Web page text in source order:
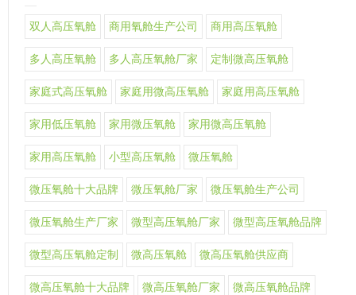
双人高压氧舱 商用氧舱生产公司 商用高压氧舱
多人高压氧舱 多人高压氧舱厂家 定制微高压氧舱
家庭式高压氧舱 家庭用微高压氧舱 家庭用高压氧舱
家用低压氧舱 家用微压氧舱 家用微高压氧舱
家用高压氧舱 小型高压氧舱 微压氧舱
微压氧舱十大品牌 微压氧舱厂家 微压氧舱生产公司
微压氧舱生产厂家 微型高压氧舱厂家 微型高压氧舱品牌
微型高压氧舱定制 微高压氧舱 微高压氧舱供应商
微高压氧舱十大品牌 微高压氧舱厂家 微高压氧舱品牌